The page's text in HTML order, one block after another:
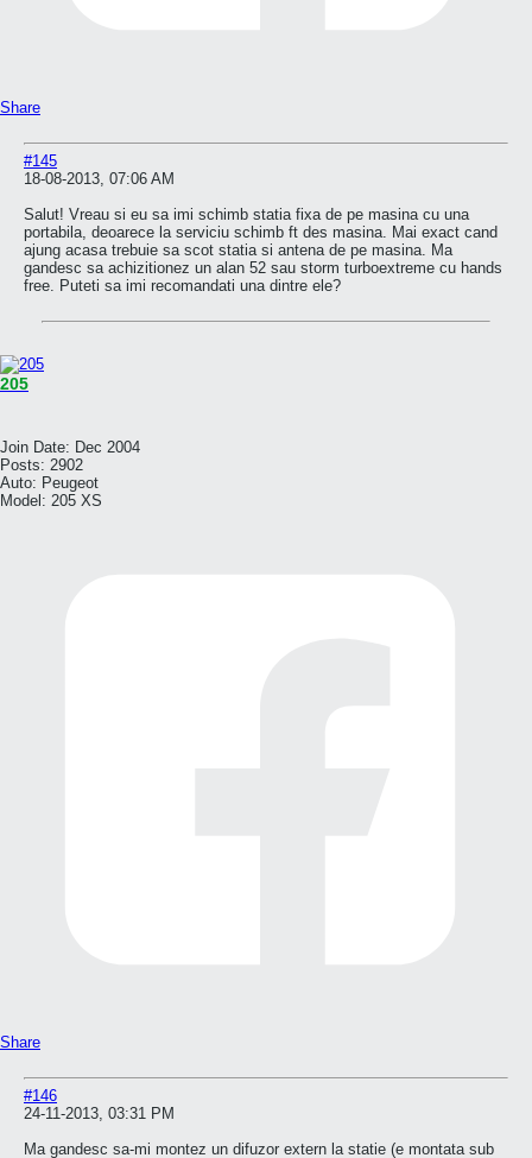
Share
#145
18-08-2013, 07:06 AM
Salut! Vreau si eu sa imi schimb statia fixa de pe masina cu una
portabila, deoarece la serviciu schimb ft des masina. Mai exact cand
ajung acasa trebuie sa scot statia si antena de pe masina. Ma
gandesc sa achizitionez un alan 52 sau storm turboextreme cu hands
free. Puteti sa imi recomandati una dintre ele?
205
Join Date: Dec 2004
Posts: 2902
Auto: Peugeot
Model: 205 XS
Share
#146
24-11-2013, 03:31 PM
Ma gandesc sa-mi montez un difuzor extern la statie (e montata sub